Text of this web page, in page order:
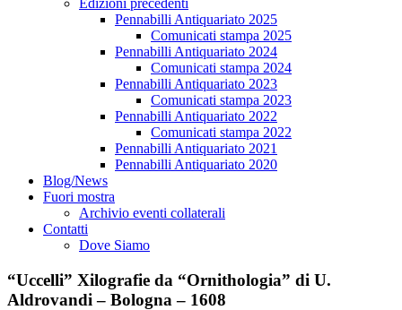
Edizioni precedenti
Pennabilli Antiquariato 2025
Comunicati stampa 2025
Pennabilli Antiquariato 2024
Comunicati stampa 2024
Pennabilli Antiquariato 2023
Comunicati stampa 2023
Pennabilli Antiquariato 2022
Comunicati stampa 2022
Pennabilli Antiquariato 2021
Pennabilli Antiquariato 2020
Blog/News
Fuori mostra
Archivio eventi collaterali
Contatti
Dove Siamo
“Uccelli” Xilografie da “Ornithologia” di U.
Aldrovandi – Bologna – 1608